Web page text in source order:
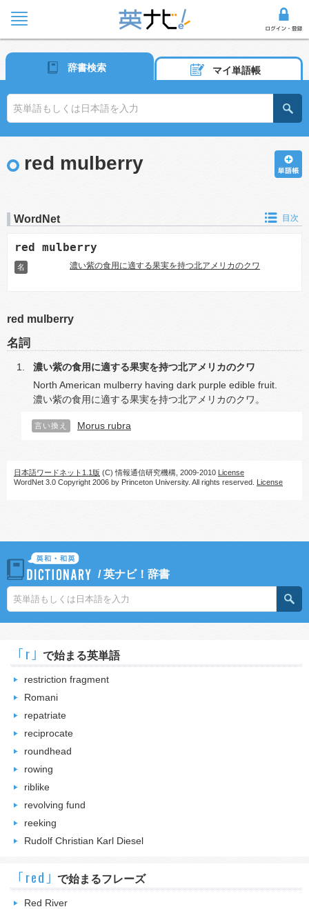
辞書検索 マイ単語帳
red mulberry
WordNet 目次
red mulberry
名 濃い紫の食用に適する果実を持つ北アメリカのクワ
red mulberry
名詞
濃い紫の食用に適する果実を持つ北アメリカのクワ
North American mulberry having dark purple edible fruit.
濃い紫の食用に適する果実を持つ北アメリカのクワ。
言い換え Morus rubra
日本語ワードネット1.1版 (C) 情報通信研究機構, 2009-2010 License
WordNet 3.0 Copyright 2006 by Princeton University. All rights reserved. License
/英ナビ！辞書
｢r｣ で始まる英単語
restriction fragment
Romani
repatriate
reciprocate
roundhead
rowing
riblike
revolving fund
reeking
Rudolf Christian Karl Diesel
｢red｣ で始まるフレーズ
Red River